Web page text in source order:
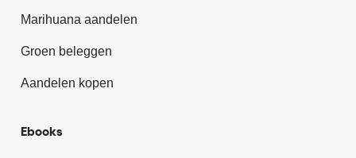
Marihuana aandelen
Groen beleggen
Aandelen kopen
Ebooks